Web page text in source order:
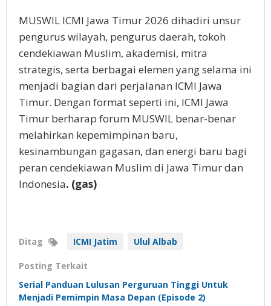
MUSWIL ICMI Jawa Timur 2026 dihadiri unsur
pengurus wilayah, pengurus daerah, tokoh
cendekiawan Muslim, akademisi, mitra
strategis, serta berbagai elemen yang selama ini
menjadi bagian dari perjalanan ICMI Jawa
Timur. Dengan format seperti ini, ICMI Jawa
Timur berharap forum MUSWIL benar-benar
melahirkan kepemimpinan baru,
kesinambungan gagasan, dan energi baru bagi
peran cendekiawan Muslim di Jawa Timur dan
Indonesia. (gas)
Ditag ICMI Jatim Ulul Albab
Posting Terkait
Serial Panduan Lulusan Perguruan Tinggi Untuk
Menjadi Pemimpin Masa Depan (Episode 2)